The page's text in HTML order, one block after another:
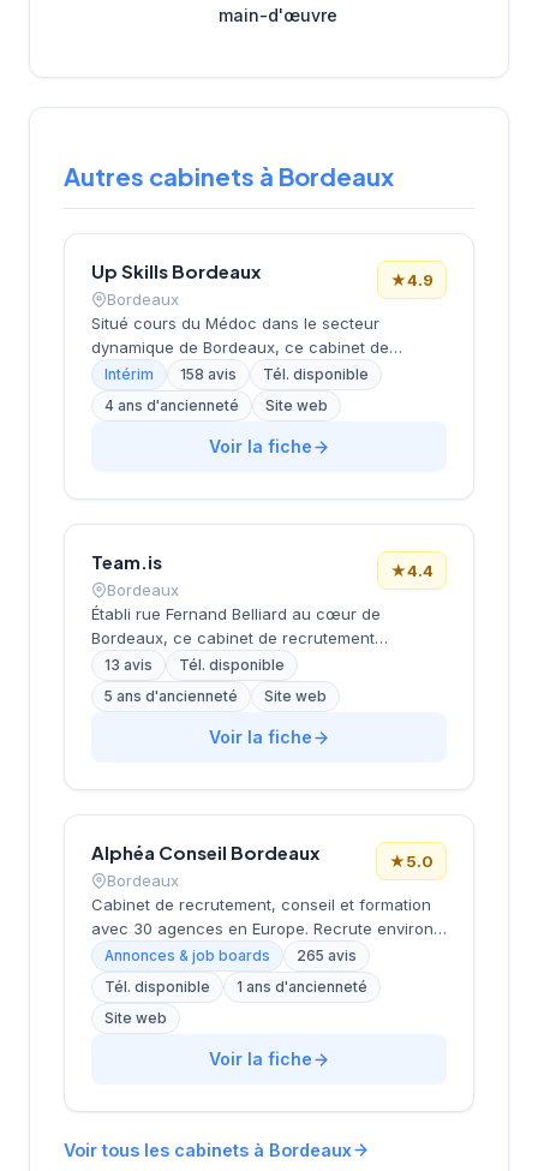
main-d'œuvre
Autres cabinets à Bordeaux
Up Skills Bordeaux
Bordeaux
★4.9
Situé cours du Médoc dans le secteur
dynamique de Bordeaux, ce cabinet de
recrutement développe son activité de conseil
en ressources humaines sur la métropole
bordelaise. La structure bénéficie d'une
excellente réputation client avec une note de
proposer ses services de recrutement aux
entreprises locales.
Intérim 158 avis
Tél. disponible
4 ans d'ancienneté
Site web
Voir la fiche
Team.is
Bordeaux
★4.4
Établi rue Fernand Belliard au cœur de
Bordeaux, ce cabinet de recrutement
développe ses activités de conseil en
ressources humaines sous la direction de
Zinet Chetreff. La structure propose un
accompagnement personnalisé aux
connaissance approfondie du marché de
l'emploi aquitain. Les retours clients affichent
une notation de 4,4 sur 5, témoignant de la
qualité des prestations délivrées.
13 avis
Tél. disponible
5 ans d'ancienneté
Site web
Voir la fiche
Alphéa Conseil Bordeaux
Bordeaux
★5.0
Cabinet de recrutement, conseil et formation
avec 30 agences en Europe. Recrute environ
3 000 candidats par an avec un délai moyen
de 28 jours. Note Google 5.0/5 (265 avis).
Valeurs : proximité, exigence, expertise métier
et satisfaction client (93%).
Annonces & job boards
265 avis
Tél. disponible
1 ans d'ancienneté
Site web
Voir la fiche
Voir tous les cabinets à Bordeaux